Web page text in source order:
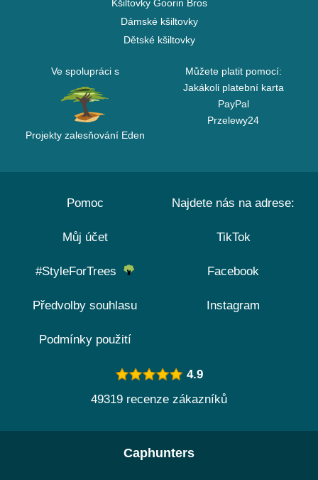
Kšiltovky Goorin Bros
Dámské kšiltovky
Dětské kšiltovky
Ve spolupráci s
Projekty zalesňování Eden
Můžete platit pomocí:
Jakákoli platební karta
PayPal
Przelewy24
Pomoc
Můj účet
#StyleForTrees
Předvolby souhlasu
Podmínky použití
Najdete nás na adrese:
TikTok
Facebook
Instagram
4.9
49319 recenze zákazníků
Caphunters